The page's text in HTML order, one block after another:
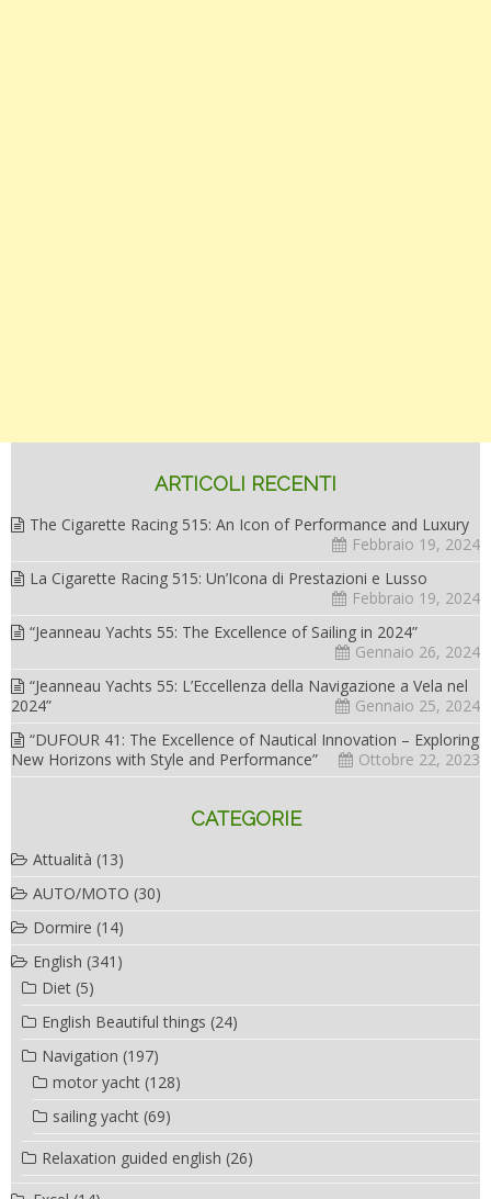
ARTICOLI RECENTI
The Cigarette Racing 515: An Icon of Performance and Luxury
Febbraio 19, 2024
La Cigarette Racing 515: Un’Icona di Prestazioni e Lusso
Febbraio 19, 2024
“Jeanneau Yachts 55: The Excellence of Sailing in 2024”
Gennaio 26, 2024
“Jeanneau Yachts 55: L’Eccellenza della Navigazione a Vela nel
2024”
Gennaio 25, 2024
“DUFOUR 41: The Excellence of Nautical Innovation – Exploring
New Horizons with Style and Performance”
Ottobre 22, 2023
CATEGORIE
Attualità (13)
AUTO/MOTO (30)
Dormire (14)
English (341)
Diet (5)
English Beautiful things (24)
Navigation (197)
motor yacht (128)
sailing yacht (69)
Relaxation guided english (26)